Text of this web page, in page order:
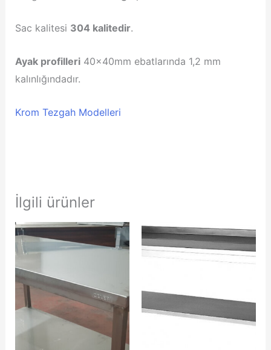
Sac kalitesi 304 kalitedir.
Ayak profilleri40x40mm ebatlarında 1,2 mm
kalınlığındadır.
Krom Tezgah Modelleri
İlgili ürünler